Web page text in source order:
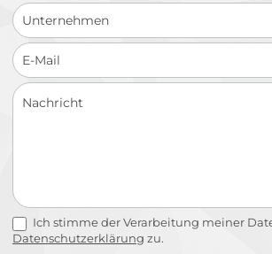
Ich stimme der Verarbeitung meiner
Datenschutzerklärung zu.